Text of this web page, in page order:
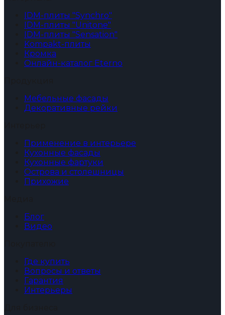
IDM-плиты "Synchro"
IDM-плиты "Unitone"
IDM-плиты "Sensation"
Kompakt-плиты
Кромка
Онлайн-каталог Eterno
Мебельные фасады
Декоративные рейки
Применение в интерьере
Кухонные фасады
Кухонные фартуки
Острова и столешницы
Прихожие
Блог
Видео
Где купить
Вопросы и ответы
Гарантия
Интерьеры